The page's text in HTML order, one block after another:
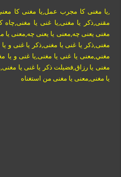
,یا مغنی کا مجرب عمل,یا مغنی کا
مقنی,ذکر یا مغنی,یا غنی یا مغنی,چاه
مغنی یعنی چه,معنی یا یعنی چه,معنی یا
مغنی,ذکر یا غنی یا مغنی,ذکر یا غنی و
مغني,معنی یا غنی یا مغنی,یا غنی و یا
مغنی یا رزاق,فضیلت ذکر یا غنی یا
یا مغنی,معنی یا مغنی من استغناه